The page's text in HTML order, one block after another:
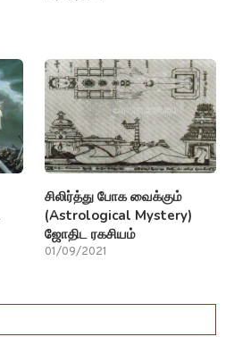
சிலிர்த்து போக வைக்கும்
(Astrological Mystery)
ஜோதிட ரகசியம்
01/09/2021